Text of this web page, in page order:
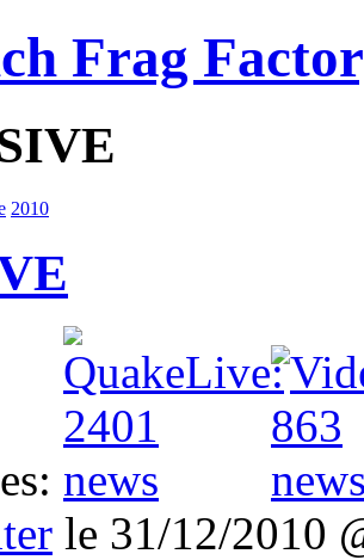
Frag
2010
le 31/12/2010